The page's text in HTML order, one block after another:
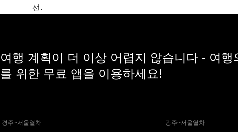
선.
여행 계획이 더 이상 어렵지 않습니다 - 여행
를 위한 무료 앱을 이용하세요!
경주~서울열차 광주~서울열차